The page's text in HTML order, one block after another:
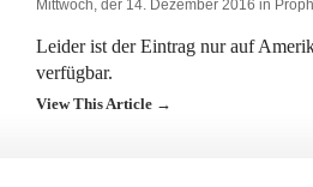
Mittwoch, der 14. Dezember 2016 in
Leider ist der Eintrag nur auf
verfügbar.
View This Article →